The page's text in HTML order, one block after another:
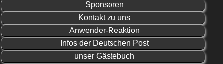
Sponsoren
Kontakt zu uns
Anwender-Reaktion
Infos der Deutschen Post
unser Gästebuch